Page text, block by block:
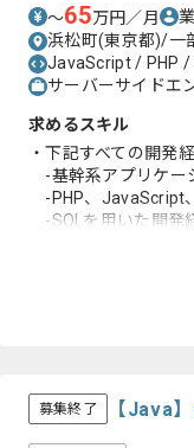
〜65万円／月
浜松町(東京都)/一
JavaScript / PHP /
サーバーサイドエ
求めるスキル
・下記すべての開発
-基幹系アプリケー
-PHP、JavaScript
-SQLを用いた開発
募集終了 【Java